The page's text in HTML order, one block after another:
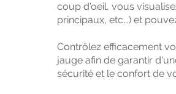
?
Ajoutez votre
coup d'oeil, vous
principaux, etc...) et
Contrôlez efficacement
jauge afin de garantir
sécurité et le confort de